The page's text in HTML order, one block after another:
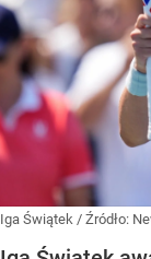
Iga Świątek / Źródło: